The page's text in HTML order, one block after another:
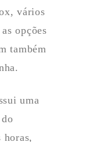
vários
opções
também
uma
horas,